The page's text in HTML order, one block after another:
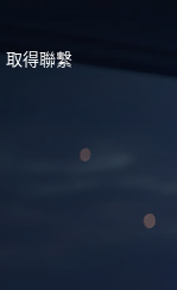
取得聯繫